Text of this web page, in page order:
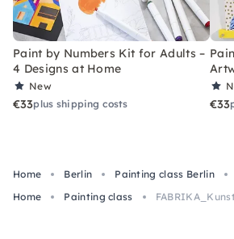
Paint by Numbers Kit for Adults –
4 Designs at Home
New
€33plus shipping costs €33
Home Berlin Painting class Berlin
Home
Painting class